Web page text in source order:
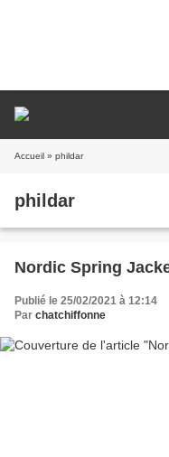
Accueil » phildar
phildar
Nordic Spring
Publié le 25/02/2021 à 12:14
Par chatchiffonne